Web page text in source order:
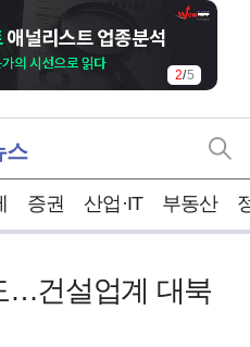
2/5
스
증권 산업·IT 부동산
…건설업계 대북